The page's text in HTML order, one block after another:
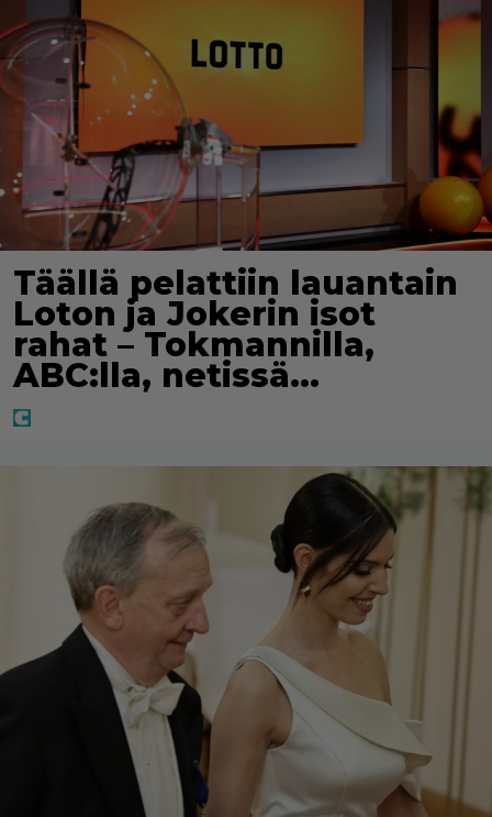
Täällä pelattiin lauantain
Loton ja Jokerin isot
rahat – Tokmannilla,
ABC:lla, netissä…